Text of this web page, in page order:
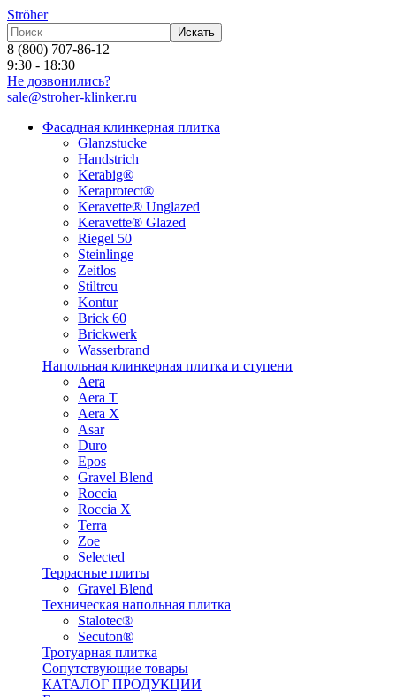
Ströher
Искать
8 (800) 707-86-12
9:30 - 18:30
Не дозвонились?
sale@stroher-klinker.ru
Фасадная клинкерная плитка
Glanzstucke
Handstrich
Kerabig®
Keraprotect®
Keravette® Unglazed
Keravette® Glazed
Riegel 50
Steinlinge
Zeitlos
Stiltreu
Kontur
Brick 60
Brickwerk
Wasserbrand
Напольная клинкерная плитка и ступени
Aera
Aera T
Aera X
Asar
Duro
Epos
Gravel Blend
Roccia
Roccia X
Terra
Zoe
Selected
Террасные плиты
Gravel Blend
Техническая напольная плитка
Stalotec®
Secuton®
Тротуарная плитка
Сопутствующие товары
КАТАЛОГ ПРОДУКЦИИ